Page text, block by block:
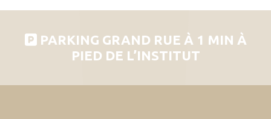
PARKING GRAND RUE À 1 MIN À
PIED DE L’INSTITUT